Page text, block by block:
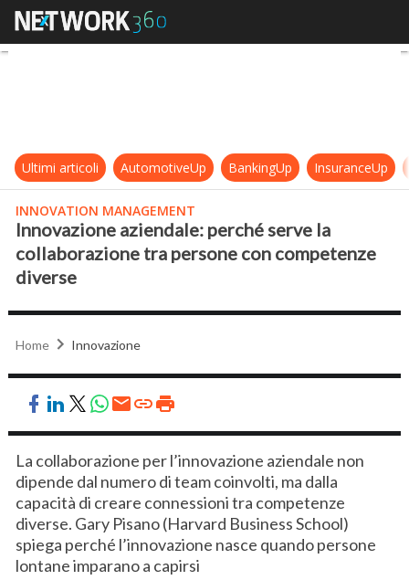
Innovazione aziendale: perché
Ultimi articoli AutomotiveUp BankingUp InsuranceUp
INNOVATION MANAGEMENT
Innovazione aziendale: perché serve la
collaborazione tra persone con competenze
diverse
Home Innovazione
La collaborazione per l’innovazione aziendale non
dipende dal numero di team coinvolti, ma dalla
capacità di creare connessioni tra competenze
diverse. Gary Pisano (Harvard Business School)
spiega perché l’innovazione nasce quando persone
lontane imparano a capirsi